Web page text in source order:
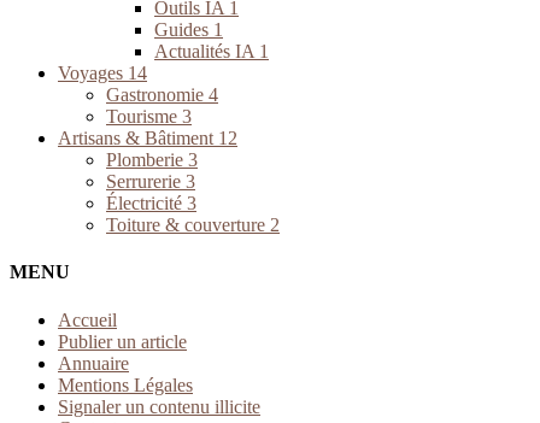
Outils IA 1
Guides 1
Actualités IA 1
Voyages 14
Gastronomie 4
Tourisme 3
Artisans & Bâtiment 12
Plomberie 3
Serrurerie 3
Électricité 3
Toiture & couverture 2
MENU
Accueil
Publier un article
Annuaire
Mentions Légales
Signaler un contenu illicite